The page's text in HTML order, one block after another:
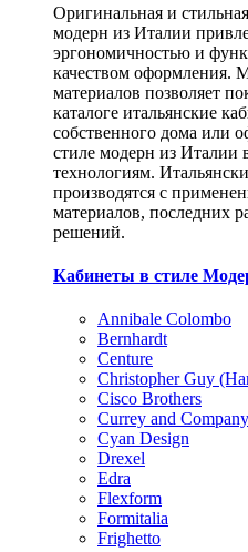
Оригинальная и
модерн из Италии
эргономичностью и
качеством оформления.
материалов позволяет
каталоге итальянские
собственного дома или
стиле модерн из
технологиям.
производятся с
материалов, последних
решений.
Кабинеты в стиле
Annibale Colombo
Bernhardt
Centure
Christopher Guy
Cisco Brothers
Currey and Company
Cyan Design
Drexel
Edra
Flexform
Formitalia
Frighetto